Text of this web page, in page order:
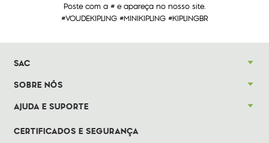
Poste com a # e apareça no nosso site.
#VOUDEKIPLING #MINIKIPLING #KIPLINGBR
SAC
SOBRE NÓS
AJUDA E SUPORTE
CERTIFICADOS E SEGURANÇA